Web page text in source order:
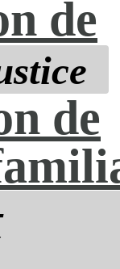
de
de